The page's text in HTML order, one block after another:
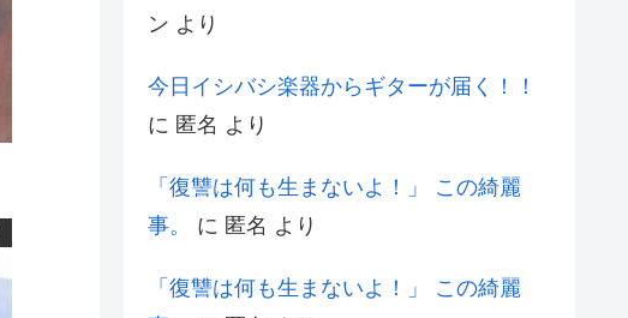
ン より
今日イシバシ楽器からギターが届く！！
に 匿名 より
「復讐は何も生まないよ！」 この綺麗
事。
に 匿名 より
「復讐は何も生まないよ！」 この綺麗